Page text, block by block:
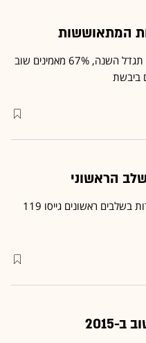
המתאוששות
סקר שערכה PWC מגלה כי 53% צופים כי הרווחיות בעסקי הנדל"ן תגדל השנה, 67% מאמינים שוב
הראשוני
דו"ח מאני טרי (MoneyTree) של חברת PwC ישראל מראה כי חברות בשלבים ראשונים גייסו 119
2015